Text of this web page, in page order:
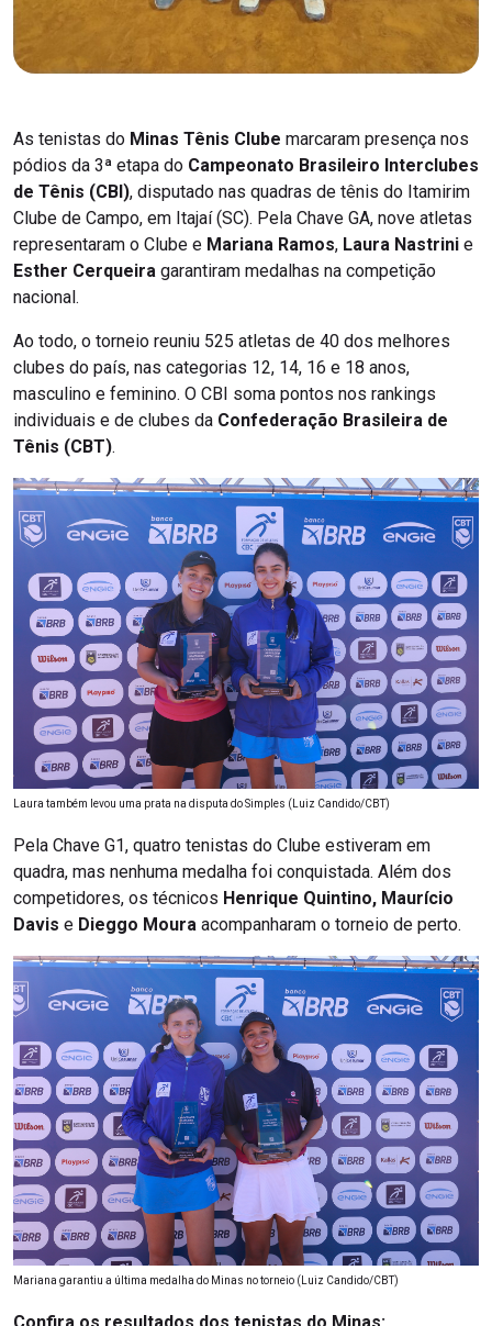
As tenistas do Minas Tênis Clube marcaram presença nos
pódios da 3ª etapa do Campeonato Brasileiro Interclubes
de Tênis (CBI), disputado nas quadras de tênis do Itamirim
Clube de Campo, em Itajaí (SC). Pela Chave GA, nove atletas
representaram o Clube e Mariana Ramos, Laura Nastrini e
Esther Cerqueira garantiram medalhas na competição
nacional.
Ao todo, o torneio reuniu 525 atletas de 40 dos melhores
clubes do país, nas categorias 12, 14, 16 e 18 anos,
masculino e feminino. O CBI soma pontos nos rankings
individuais e de clubes da Confederação Brasileira de
Tênis (CBT).
Laura também levou uma prata na disputa do Simples (Luiz Candido/CBT)
Pela Chave G1, quatro tenistas do Clube estiveram em
quadra, mas nenhuma medalha foi conquistada. Além dos
competidores, os técnicos Henrique Quintino, Maurício
Davis e Dieggo Moura acompanharam o torneio de perto.
Mariana garantiu a última medalha do Minas no torneio (Luiz Candido/CBT)